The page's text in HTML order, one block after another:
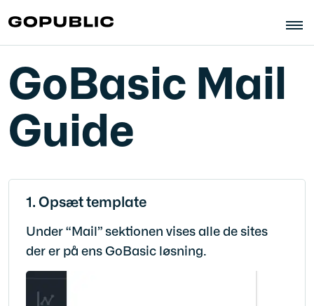
GoBasic Mail
Guide
1. Opsæt template
Under “Mail” sektionen vises alle de sites
der er på ens GoBasic løsning.